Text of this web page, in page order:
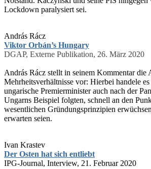
Lockdown paralysiert sei.
András Rácz
Viktor Orbán’s Hungary
DGAP, Externe Publikation, 26. März 2020
András Rácz stellt in seinem Kommentar
Mehrheitsverhältnisse vor: Hierbei handele
ungarische Premierminister auch nach der
Ungarns Beispiel folgten, schnell an den
wesentlichen Gründungsprinzipien
erwarten seien.
Ivan Krastev
Der Osten hat sich entliebt
IPG-Journal, Interview, 21. Februar 2020